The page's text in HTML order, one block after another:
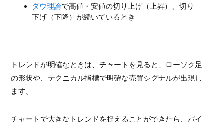
ダウ理論で高値・安値の切り上げ（上昇）、切り
下げ（下降）が続いているとき
トレンドが明確なときは、チャートを見ると、ローソク足
の形状や、テクニカル指標で明確な売買シグナルが出現し
ます。
チャートで大きなトレンドを捉えることができたら、バイ